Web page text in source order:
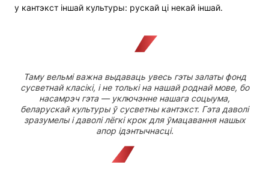
у кантэкст іншай культуры: рускай ці некай іншай.
Таму вельмі важна выдаваць увесь гэты залаты фонд
сусветнай класікі, і не толькі на нашай роднай мове, бо
насамрэч гэта — уключэнне нашага соцыума,
беларускай культуры ў сусветны кантэкст. Гэта даволі
зразумелы і даволі лёгкі крок для ўмацавання нашых
апор ідэнтычнасці.